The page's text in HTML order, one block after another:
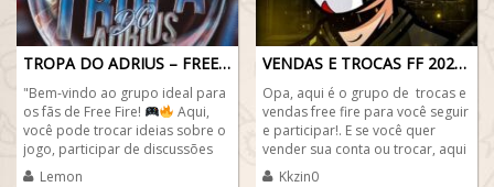
TROPA DO ADRIUS – FREE FIRE
"Bem-vindo ao grupo ideal para
os fãs de Free Fire!
Aqui,
você pode trocar ideias sobre o
jogo, participar de discussões
estratégicas, e até se...
Lemon
VENDAS E TROCAS FF 2024
Opa, aqui é o grupo de trocas e
vendas free fire para você seguir
e participar!. E se você quer
vender sua conta ou trocar, aqui
é lugar certo, então...
Kkzin0